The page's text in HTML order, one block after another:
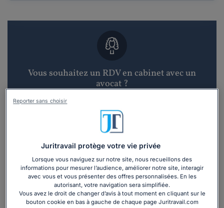
Vous souhaitez un RDV en cabinet avec un
avocat ?
Recevoir des devis d'avocats
3 devis en 48h
Vous souhaitez une consultation par
Juritravail protège votre vie privée
Lorsque vous naviguez sur notre site, nous recueillons des
informations pour mesurer l’audience, améliorer notre site, interagir
avec vous et vous présenter des offres personnalisées. En les
autorisant, votre navigation sera simplifiée.
Vous avez le droit de changer d’avis à tout moment en cliquant sur le
bouton cookie en bas à gauche de chaque page Juritravail.com
Reporter sans choisir